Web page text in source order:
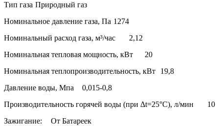
Тип газа Природный газ
Номинальное давление газа, Па 1274
Номинальный расход газа, м³/час
2,12
Номинальная тепловая мощность, кВт
20
Номинальная теплопроизводительность, кВт
19,8
Давление воды, Мпа
0,015-0,8
Производительность горячей воды (при Δt=25°С), л/мин
10
Зажигание:
От Батареек